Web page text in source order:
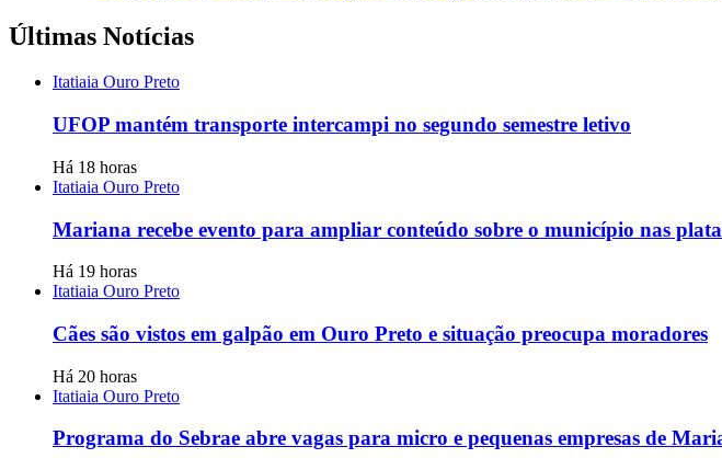
Últimas Notícias
Itatiaia Ouro Preto
UFOP mantém transporte intercampi no segundo semestre letivo
Há 18 horas
Itatiaia Ouro Preto
Mariana recebe evento para ampliar conteúdo sobre o município nas
Há 19 horas
Itatiaia Ouro Preto
Cães são vistos em galpão em Ouro Preto e situação preocupa moradores
Há 20 horas
Itatiaia Ouro Preto
Programa do Sebrae abre vagas para micro e pequenas empresas de